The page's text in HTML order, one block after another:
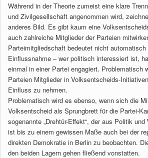
Während in der Theorie zumeist eine klare
und Zivilgesellschaft angenommen wird,
anderes Bild. Es gibt kaum eine
auch zahlreiche Mitglieder der Parteien
Parteimitgliedschaft bedeutet nicht
Einflussnahme – wer politisch interessiert ist,
einmal in einer Partei engagiert. Problematisch
Parteien Mitglieder in Volksentscheids-
Einfluss zu nehmen.
Problematisch wird es ebenso, wenn sich die
Volksentscheid als Sprungbrett für die Partei-
sogenannte „Drehtür-Effekt“, der aus Politik
ist bis zu einem gewissen Maße auch bei der
direkten Demokratie in Berlin zu beobachten.
den beiden Lagern gehen fließend vonstatten.